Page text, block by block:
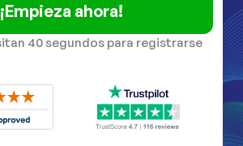
¡Empieza ahora!
40 segundos para registrarse